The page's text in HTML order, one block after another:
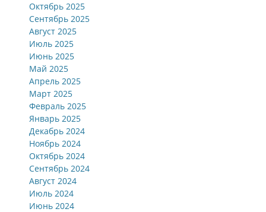
Октябрь 2025
Сентябрь 2025
Август 2025
Июль 2025
Июнь 2025
Май 2025
Апрель 2025
Март 2025
Февраль 2025
Январь 2025
Декабрь 2024
Ноябрь 2024
Октябрь 2024
Сентябрь 2024
Август 2024
Июль 2024
Июнь 2024